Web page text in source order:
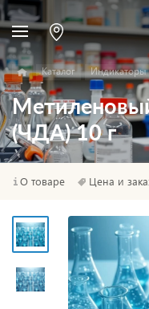
Каталог Индикаторы
(ЧДА) 10 г
О товаре Цена и